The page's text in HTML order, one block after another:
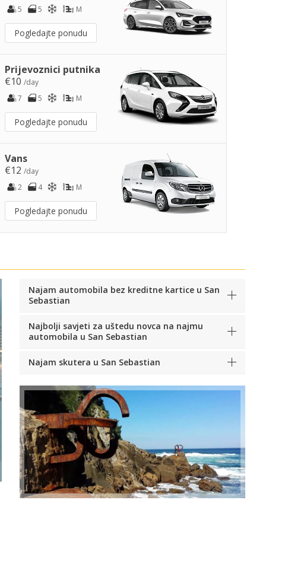
5
5 M
Pogledajte ponudu
Prijevoznici putnika
€10 /day
7
5 M
Pogledajte ponudu
Vans
€12 /day
2
4 M
Pogledajte ponudu
Najam automobila bez kreditne kartice u San
Sebastian
Najbolji savjeti za uštedu novca na najmu
automobila u San Sebastian
Najam skutera u San Sebastian